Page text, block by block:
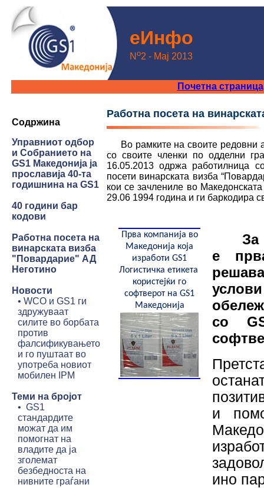
еИнфo
N o2 - Maj 2013
Почетна страница
Содржина
Управниот одбор
и Собранието на
GS1 Македонија ја
прославија 40-та
годишнина на GS1
40 години бар
кодови
Работна посета на
винарската визба
"Повардарие" АД
Неготино
Новости
• WCO и GS1 ги
здружуваат
силите во борбата
против
фалсификувањето
и го пуштаат во
употреба новиот
мобилен IPM
Теми на бројот
• GS1
стандардите
можат да им
помогнат на
владите да ја
зголемат
безбедноста на
нивните граѓани
Работна посета на
Во рамките на своите редовни
со своите членки по одделни
16.05.2013 одржа работилница
посети винарската визба
кои се зачлениле во
29.06 1994 година и ги баркодира
Прва компанија во
Македонија која
изработи GS1
Логистичка етикета
користејќи го
софтверот на GS1
Македонија
За
е
со
и
ино